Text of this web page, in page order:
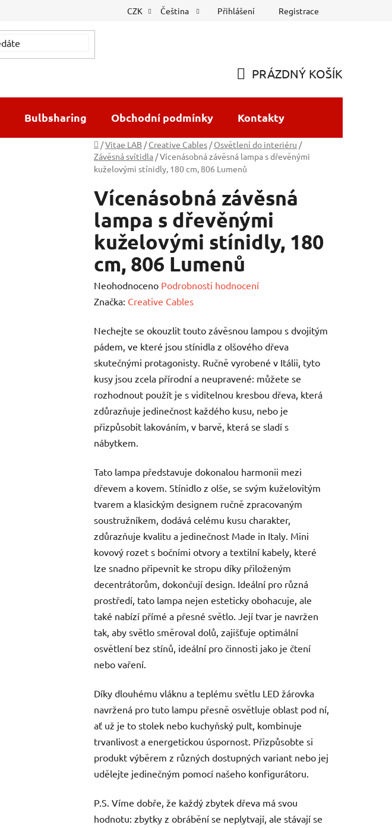
CZK Čeština Přihlášení Registrace
KOŠÍK
PRÁZDNÝ KOŠÍK
Bulbsharing Obchodní podmínky Kontakty
Domů
/Vitae LAB / Creative Cables / Osvětlení do interiéru /
Závěsná svítidla /Vícenásobná závěsná lampa s dřevěnými
kuželovými stínidly, 180 cm, 806 Lumenů
Vícenásobná závěsná
lampa s dřevěnými
kuželovými stínidly, 180
cm, 806 Lumenů
Průměrné
hodnocení
je
0,0
z
5
hvězdiček.
Neohodnoceno Podrobnosti hodnocení
Značka: Creative Cables
Nechejte se okouzlit touto závěsnou lampou s dvojitým
pádem, ve které jsou stínidla z olšového dřeva
skutečnými protagonisty. Ručně vyrobené v Itálii, tyto
kusy jsou zcela přírodní a neupravené: můžete se
rozhodnout použít je s viditelnou kresbou dřeva, která
zdůrazňuje jedinečnost každého kusu, nebo je
přizpůsobit lakováním, v barvě, která se sladí s
nábytkem.
Tato lampa představuje dokonalou harmonii mezi
dřevem a kovem. Stínidlo z olše, se svým kuželovitým
tvarem a klasickým designem ručně zpracovaným
soustružníkem, dodává celému kusu charakter,
zdůrazňuje kvalitu a jedinečnost Made in Italy. Mini
kovový rozet s bočními otvory a textilní kabely, které
lze snadno připevnit ke stropu díky přiloženým
decentrátorům, dokončují design. Ideální pro různá
prostředí, tato lampa nejen esteticky obohacuje, ale
také nabízí přímé a přesné světlo. Její tvar je navržen
tak, aby světlo směroval dolů, zajišťuje optimální
osvětlení bez stínů, ideální pro činnosti jako je čtení
nebo vaření.
Díky dlouhému vláknu a teplému světlu LED žárovka
navržená pro tuto lampu přesně osvětluje oblast pod ní,
ať už je to stolek nebo kuchyňský pult, kombinuje
trvanlivost a energetickou úspornost. Přizpůsobte si
produkt výběrem z různých dostupných variant nebo jej
udělejte jedinečným pomocí našeho konfigurátoru.
P.S. Víme dobře, že každý zbytek dřeva má svou
hodnotu: zbytky z obrábění se neplytvají, ale stávají se